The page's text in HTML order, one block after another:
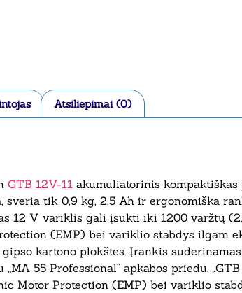
Atsiliepimai (0)
GTB 12V-11 akumuliatorinis
tik 0,9 kg, 2,5 Ah ir ergonomiška
12 V variklis gali įsukti iki 1200 varžtų
(EMP) bei variklio stabdys ilgam
kartono plokštes. Įrankis
55 Professional“ apkabos priedu.
Motor Protection (EMP) bei variklio